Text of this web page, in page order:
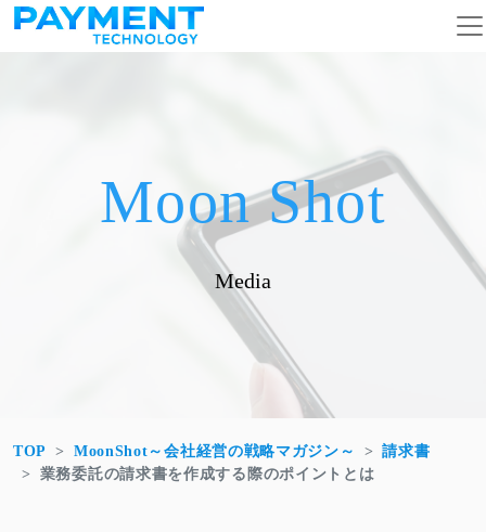
コンテンツへスキップ
メインナビゲーション
Moon Shot
Media
TOP MoonShot～会社経営の戦略マガジン～
請求書
業務委託の請求書を作成する際のポイントとは